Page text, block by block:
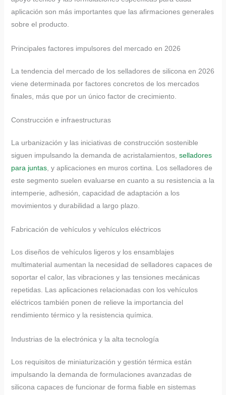
aplicación son más importantes que las afirmaciones generales
sobre el producto.
Principales factores impulsores del mercado en 2026
La tendencia del mercado de los selladores de silicona en 2026
viene determinada por factores concretos de los mercados
finales, más que por un único factor de crecimiento.
Construcción e infraestructuras
La urbanización y las iniciativas de construcción sostenible
siguen impulsando la demanda de acristalamientos, selladores
para juntas, y aplicaciones en muros cortina. Los selladores de
este segmento suelen evaluarse en cuanto a su resistencia a la
intemperie, adhesión, capacidad de adaptación a los
movimientos y durabilidad a largo plazo.
Fabricación de vehículos y vehículos eléctricos
Los diseños de vehículos ligeros y los ensamblajes
multimaterial aumentan la necesidad de selladores capaces de
soportar el calor, las vibraciones y las tensiones mecánicas
repetidas. Las aplicaciones relacionadas con los vehículos
eléctricos también ponen de relieve la importancia del
rendimiento térmico y la resistencia química.
Industrias de la electrónica y la alta tecnología
Los requisitos de miniaturización y gestión térmica están
impulsando la demanda de formulaciones avanzadas de
silicona capaces de funcionar de forma fiable en sistemas